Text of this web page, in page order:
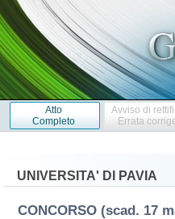
Atto
Completo
Avviso di
Errata
UNIVERSITA' DI PAVIA
CONCORSO (scad. 17